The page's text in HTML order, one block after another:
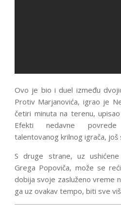
Ovo je bio i duel između
Protiv Marjanovića, igrao je
četiri minuta na terenu,
Efekti nedavne
talentovanog krilnog igrača, još
S druge strane, uz
Grega Popoviča, može se
dobija svoje zasluženo vreme
ga uz ovakav tempo, biti sve